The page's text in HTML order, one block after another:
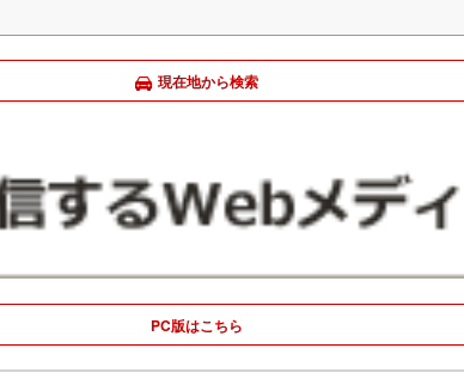
現在地から検索
PC版はこちら